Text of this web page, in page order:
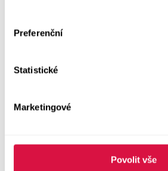
Preferenční
Statistické
Marketingové
Povolit vše
Boty GEOX